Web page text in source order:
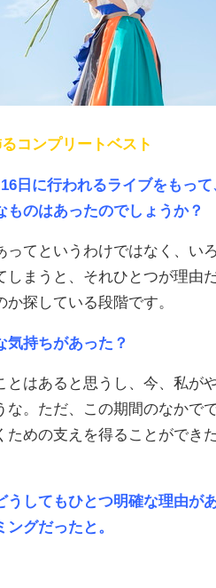
コンプリートベスト
日に行われるライブをもっ
のはあったのでしょうか？
てというわけではなく、い
しまうと、それひとつが理由
探している段階です。
持ちがあった？
はあると思うし、今、私が
な。ただ、この期間のなかで
ための支えを得ることができ
してもひとつ明確な理由が
グだったと。